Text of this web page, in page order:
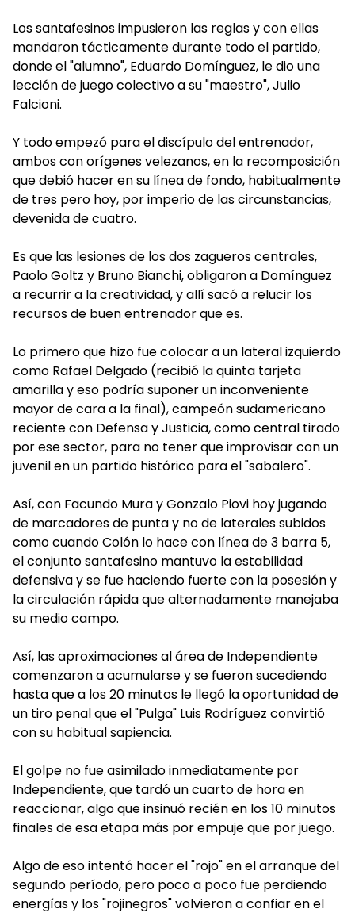
Los santafesinos impusieron las reglas y con ellas
mandaron tácticamente durante todo el partido,
donde el "alumno", Eduardo Domínguez, le dio una
lección de juego colectivo a su "maestro", Julio
Falcioni.
Y todo empezó para el discípulo del entrenador,
ambos con orígenes velezanos, en la recomposición
que debió hacer en su línea de fondo, habitualmente
de tres pero hoy, por imperio de las circunstancias,
devenida de cuatro.
Es que las lesiones de los dos zagueros centrales,
Paolo Goltz y Bruno Bianchi, obligaron a Domínguez
a recurrir a la creatividad, y allí sacó a relucir los
recursos de buen entrenador que es.
Lo primero que hizo fue colocar a un lateral izquierdo
como Rafael Delgado (recibió la quinta tarjeta
amarilla y eso podría suponer un inconveniente
mayor de cara a la final), campeón sudamericano
reciente con Defensa y Justicia, como central tirado
por ese sector, para no tener que improvisar con un
juvenil en un partido histórico para el "sabalero".
Así, con Facundo Mura y Gonzalo Piovi hoy jugando
de marcadores de punta y no de laterales subidos
como cuando Colón lo hace con línea de 3 barra 5,
el conjunto santafesino mantuvo la estabilidad
defensiva y se fue haciendo fuerte con la posesión y
la circulación rápida que alternadamente manejaba
su medio campo.
Así, las aproximaciones al área de Independiente
comenzaron a acumularse y se fueron sucediendo
hasta que a los 20 minutos le llegó la oportunidad de
un tiro penal que el "Pulga" Luis Rodríguez convirtió
con su habitual sapiencia.
El golpe no fue asimilado inmediatamente por
Independiente, que tardó un cuarto de hora en
reaccionar, algo que insinuó recién en los 10 minutos
finales de esa etapa más por empuje que por juego.
Algo de eso intentó hacer el "rojo" en el arranque del
segundo período, pero poco a poco fue perdiendo
energías y los "rojinegros" volvieron a confiar en el